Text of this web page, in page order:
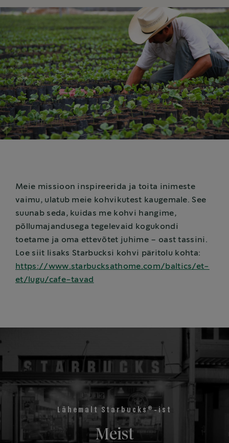
Meie missioon inspireerida ja toita inimeste
vaimu, ulatub meie kohvikutest kaugemale. See
suunab seda, kuidas me kohvi hangime,
põllumajandusega tegelevaid kogukondi
toetame ja oma ettevõtet juhime – oast tassini.
Loe siit lisaks Starbucksi kohvi päritolu kohta:
https://www.starbucksathome.com/baltics/et-
et/lugu/cafe-tavad
Lähemalt Starbucks® -ist
Meist